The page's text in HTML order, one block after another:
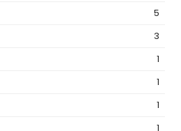
5
3
1
1
1
1